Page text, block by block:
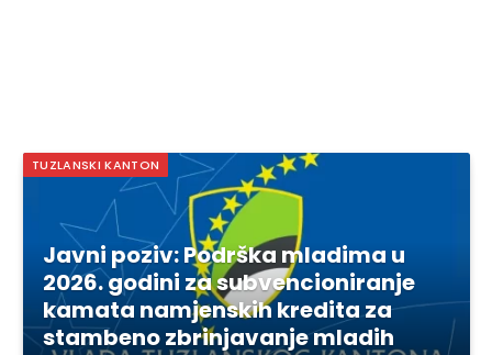
TUZLANSKI KANTON
Javni poziv: Podrška mladima u
2026. godini za subvencioniranje
kamata namjenskih kredita za
stambeno zbrinjavanje mladih